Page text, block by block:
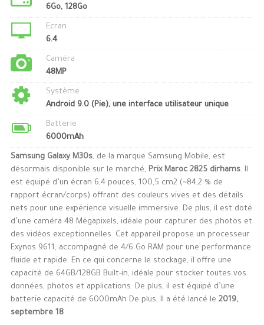
6Go, 128Go
Ecran
6.4
Caméra
48MP
Système
Android 9.0 (Pie), une interface utilisateur unique
Batterie
6000mAh
Samsung Galaxy M30s, de la marque Samsung Mobile, est
désormais disponible sur le marché, Prix Maroc 2825 dirhams. Il
est équipé d’un écran 6,4 pouces, 100,5 cm2 (~84,2 % de
rapport écran/corps) offrant des couleurs vives et des détails
nets pour une expérience visuelle immersive. De plus, il est doté
d’une caméra 48 Mégapixels, idéale pour capturer des photos et
des vidéos exceptionnelles. Cet appareil propose un processeur
Exynos 9611, accompagné de 4/6 Go RAM pour une performance
fluide et rapide. En ce qui concerne le stockage, il offre une
capacité de 64GB/128GB Built-in, idéale pour stocker toutes vos
données, photos et applications. De plus, il est équipé d’une
batterie capacité de 6000mAh De plus, Il a été lancé le 2019,
septembre 18